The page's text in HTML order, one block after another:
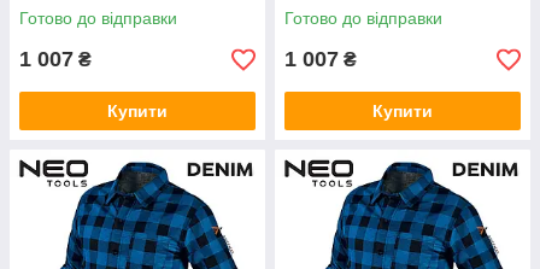
Готово до відправки
1 007 ₴
Купити
Готово до відправки
1 007 ₴
Купити